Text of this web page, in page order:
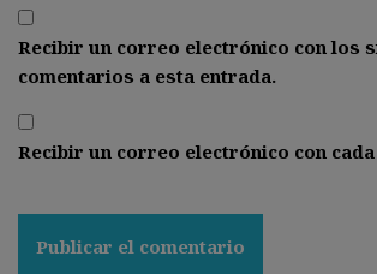
Recibir un correo electrónico con los
comentarios a esta entrada.
Recibir un correo electrónico con